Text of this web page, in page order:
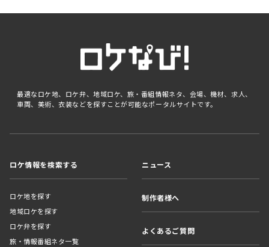
最適なロケ地、ロケ弁、地域ロケ、旅・番組情報ネタ、会場、機材、求人、
車両、美術、衣装などを探すことが可能なポータルサイトです。
ロケ情報を検索する
ロケ地を探す
地域ロケを探す
ロケ弁を探す
旅・情報番組ネタ一覧
ニュース
制作者様へ
よくあるご質問